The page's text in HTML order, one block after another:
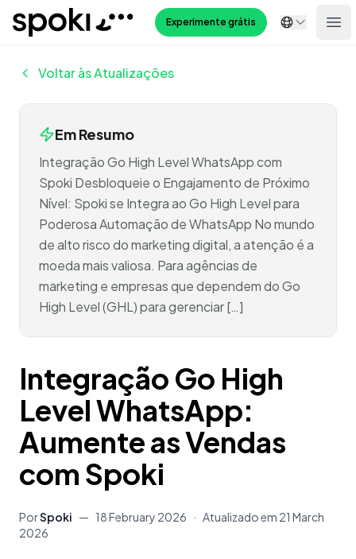
Spoki Experimente grátis
Voltar às Atualizações
Em Resumo
Integração Go High Level WhatsApp com
Spoki Desbloqueie o Engajamento de Próximo
Nível: Spoki se Integra ao Go High Level para
Poderosa Automação de WhatsApp No mundo
de alto risco do marketing digital, a atenção é a
moeda mais valiosa. Para agências de
marketing e empresas que dependem do Go
High Level (GHL) para gerenciar […]
Integração Go High
Level WhatsApp:
Aumente as Vendas
com Spoki
PorSpoki — 18 February 2026 · Atualizado em 21 March
2026